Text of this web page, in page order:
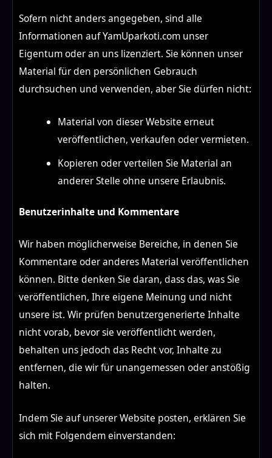
Sofern nicht anders angegeben, sind alle
Informationen auf YamUparkoti.com unser
Eigentum oder an uns lizenziert. Sie können unser
Material für den persönlichen Gebrauch
durchsuchen und verwenden, aber Sie dürfen nicht:
Material von dieser Website erneut
veröffentlichen, verkaufen oder vermieten.
Kopieren oder verteilen Sie Material an
anderer Stelle ohne unsere Erlaubnis.
Benutzerinhalte und Kommentare
Wir haben möglicherweise Bereiche, in denen Sie
Kommentare oder anderes Material veröffentlichen
können. Bitte denken Sie daran, dass das, was Sie
veröffentlichen, Ihre eigene Meinung und nicht
unsere ist. Wir prüfen benutzergenerierte Inhalte
nicht vorab, bevor sie veröffentlicht werden,
behalten uns jedoch das Recht vor, Inhalte zu
entfernen, die wir für unangemessen oder anstößig
halten.
Indem Sie auf unserer Website posten, erklären Sie
sich mit Folgendem einverstanden: